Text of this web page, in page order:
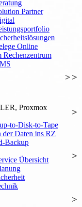
Partner
Online
Proxmox
to-Disk-to-Tape
der Daten ins RZ
Backup
Übersicht